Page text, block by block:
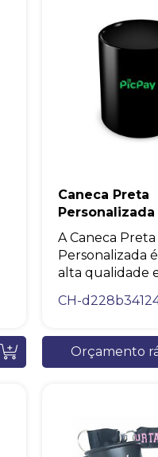
Caneca Preta
Personalizada
A Caneca Preta
Personalizada
alta qualidade
CH-
Orçamento
a proteger e respeitar
seus dados apenas para fins de
suas preferências a qualquer
conversa